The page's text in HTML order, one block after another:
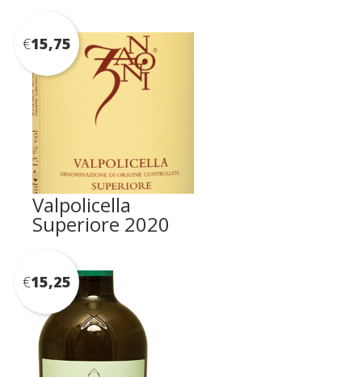
Valpolicella
Superiore 2020
€15,75
€15,25